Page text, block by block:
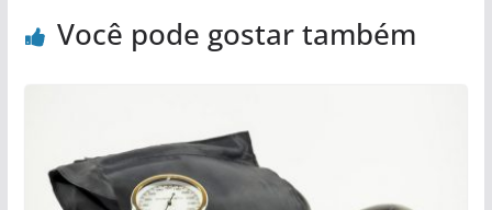
Você pode gostar também